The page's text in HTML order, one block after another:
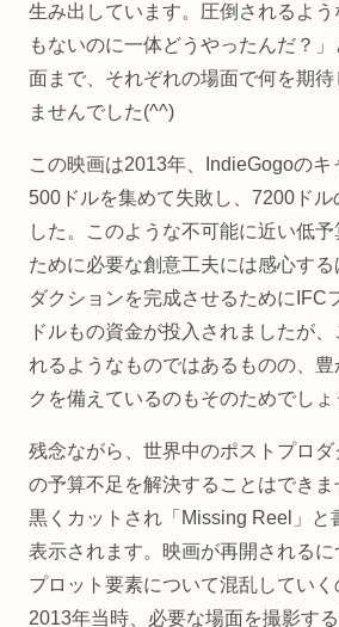
生み出しています。圧倒されるよ
もないのに一体どうやったんだ？
面まで、それぞれの場面で何を期待
ませんでした(^^)
この映画は2013年、IndieGogoの
500ドルを集めて失敗し、7200ドル
した。このような不可能に近い低
ために必要な創意工夫には感心す
ダクションを完成させるためにIFC
ドルもの資金が投入されましたが
れるようなものではあるものの、
クを備えているのもそのためでしょ
残念ながら、世界中のポストプロ
の予算不足を解決することはでき
黒くカットされ「Missing Reel」と
表示されます。映画が再開される
プロット要素について混乱していく
2013年当時、必要な場面を撮影す